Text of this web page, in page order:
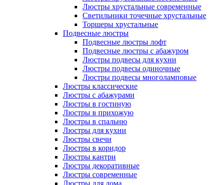
Люстры хрустальные современные
Светильники точечные хрустальные
Торшеры хрустальные
Подвесные люстры
Подвесные люстры лофт
Подвесные люстры с абажуром
Люстры подвесы для кухни
Люстры подвесы одиночные
Люстры подвесы многоламповые
Люстры классические
Люстры с абажурами
Люстры в гостиную
Люстры в прихожую
Люстры в спальню
Люстры для кухни
Люстры свечи
Люстры в коридор
Люстры кантри
Люстры декоративные
Люстры современные
Люстры для дома